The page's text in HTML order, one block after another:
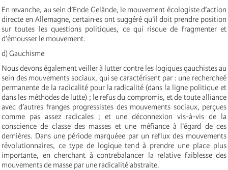
En revanche, au sein d’Ende Gelände, le mouvement écologiste d’action
directe en Allemagne, certain·es ont suggéré qu’il doit prendre position
sur toutes les questions politiques, ce qui risque de fragmenter et
d’émousser le mouvement.
d) Gauchisme
Nous devons également veiller à lutter contre les logiques gauchistes au
sein des mouvements sociaux, qui se caractérisent par : une rechercheé
permanente de la radicalité pour la radicalité (dans la ligne politique et
dans les méthodes de lutte) ; le refus du compromis, et de toute alliance
avec d’autres franges progressistes des mouvements sociaux, perçues
comme pas assez radicales ; et une déconnexion vis-à-vis de la
conscience de classe des masses et une méfiance à l’égard de ces
dernières. Dans une période marquéee par un reflux des mouvements
révolutionnaires, ce type de logique tend à prendre une place plus
importante, en cherchant à contrebalancer la relative faiblesse des
mouvements de masse par une radicalité abstraite.